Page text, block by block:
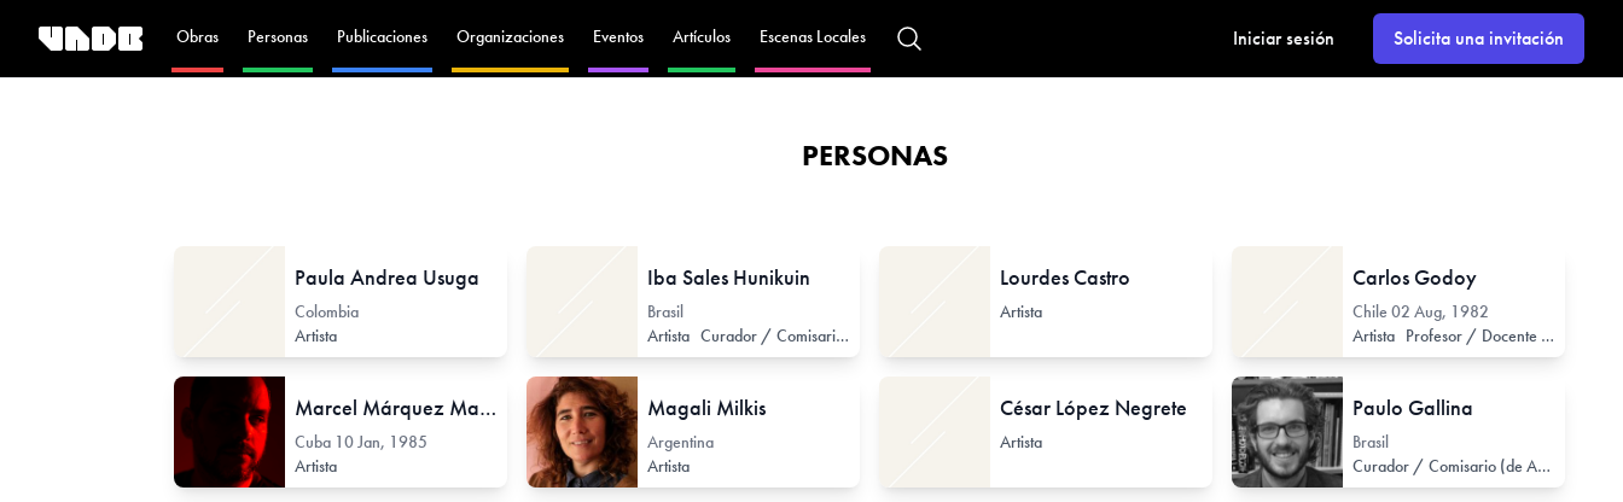
Obras Personas Publicaciones Organizaciones Eventos Artículos Escenas Locales Iniciar sesión Solicita una invitación
PERSONAS
Paula Andrea Usuga
Colombia
Artista
Iba Sales Hunikuin
Brasil
Artista Curador / Comisario (de Arte Contemporáneo)
Lourdes Castro
Artista
Carlos Godoy
Chile 02 Aug, 1982
Artista Profesor / Docente no formal
Marcel Márquez Martínez
Cuba 10 Jan, 1985
Artista
Magali Milkis
Argentina
Artista
César López Negrete
Artista
Paulo Gallina
Brasil
Curador / Comisario (de Arte Contemporáneo)